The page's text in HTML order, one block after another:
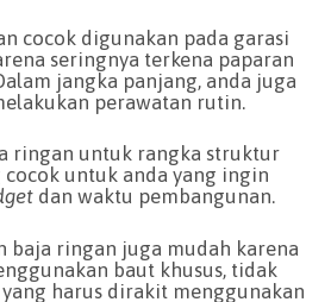
cocok digunakan pada garasi
seringnya terkena paparan
jangka panjang, anda juga
perawatan rutin.
ringan untuk rangka struktur
cocok untuk anda yang ingin
dan waktu pembangunan.
baja ringan juga mudah karena
baut khusus, tidak
harus dirakit menggunakan